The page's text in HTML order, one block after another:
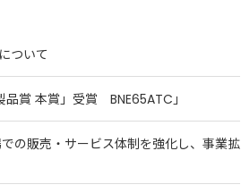
ついて
賞 本賞」受賞 BNE65ATC」
の販売・サービス体制を強化し、事業拡